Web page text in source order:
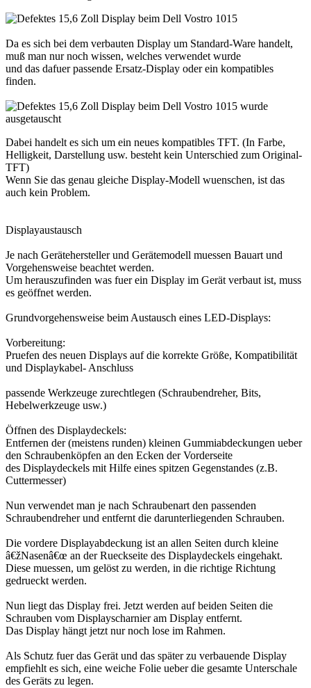
Da es sich bei dem verbauten Display um Standard-Ware handelt,
muß man nur noch wissen, welches verwendet wurde
und das dafuer passende Ersatz-Display oder ein kompatibles
finden.
Dabei handelt es sich um ein neues kompatibles TFT. (In Farbe,
Helligkeit, Darstellung usw. besteht kein Unterschied zum Original-
TFT)
Wenn Sie das genau gleiche Display-Modell wuenschen, ist das
auch kein Problem.
Displayaustausch
Je nach Gerätehersteller und Gerätemodell muessen Bauart und
Vorgehensweise beachtet werden.
Um herauszufinden was fuer ein Display im Gerät verbaut ist, muss
es geöffnet werden.
Grundvorgehensweise beim Austausch eines LED-Displays:
Vorbereitung:
Pruefen des neuen Displays auf die korrekte Größe, Kompatibilität
und Displaykabel- Anschluss
passende Werkzeuge zurechtlegen (Schraubendreher, Bits,
Hebelwerkzeuge usw.)
Öffnen des Displaydeckels:
Entfernen der (meistens runden) kleinen Gummiabdeckungen ueber
den Schraubenköpfen an den Ecken der Vorderseite
des Displaydeckels mit Hilfe eines spitzen Gegenstandes (z.B.
Cuttermesser)
Nun verwendet man je nach Schraubenart den passenden
Schraubendreher und entfernt die darunterliegenden Schrauben.
Die vordere Displayabdeckung ist an allen Seiten durch kleine
â€žNasenâ€œ an der Rueckseite des Displaydeckels eingehakt.
Diese muessen, um gelöst zu werden, in die richtige Richtung
gedrueckt werden.
Nun liegt das Display frei. Jetzt werden auf beiden Seiten die
Schrauben vom Displayscharnier am Display entfernt.
Das Display hängt jetzt nur noch lose im Rahmen.
Als Schutz fuer das Gerät und das später zu verbauende Display
empfiehlt es sich, eine weiche Folie ueber die gesamte Unterschale
des Geräts zu legen.